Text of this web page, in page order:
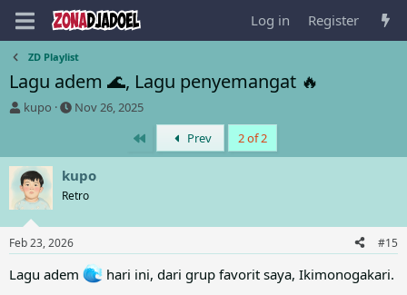
Log in Register
ZD Playlist
Lagu adem 🌊, Lagu penyemangat 🔥
T
e
a
d
s
t
a
r
t
e
kupo
S
r
t
d
a
Nov 26, 2025
Prev 2 of 2
kupo
Retro
Feb 23, 2026 #15
Lagu adem hari ini, dari grup favorit saya, Ikimonogakari.